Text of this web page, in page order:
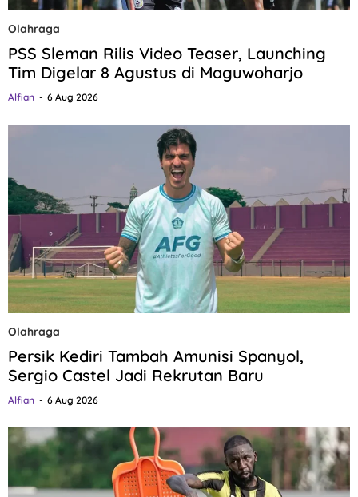
Olahraga
PSS Sleman Rilis Video Teaser, Launching
Tim Digelar 8 Agustus di Maguwoharjo
Alfian 6 Aug 2026
Olahraga
Persik Kediri Tambah Amunisi Spanyol,
Sergio Castel Jadi Rekrutan Baru
Alfian 6 Aug 2026